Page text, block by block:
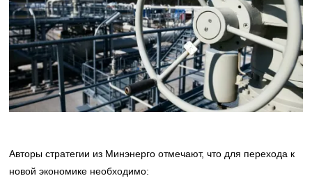
Авторы стратегии из Минэнерго отмечают, что для перехода к
новой экономике необходимо: